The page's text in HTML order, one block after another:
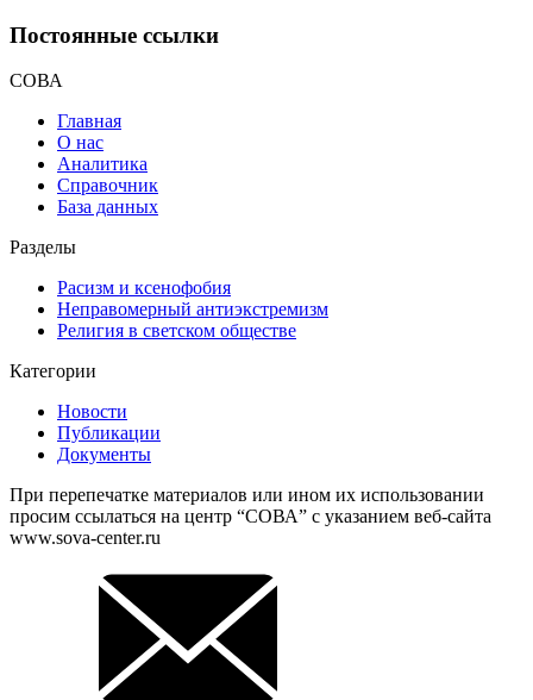
Постоянные ссылки
СОВА
Главная
О нас
Аналитика
Справочник
База данных
Разделы
Расизм и ксенофобия
Неправомерный антиэкстремизм
Религия в светском обществе
Категории
Новости
Публикации
Документы
При перепечатке материалов или ином их использовании
просим ссылаться на центр “СОВА” с указанием веб-сайта
www.sova-center.ru